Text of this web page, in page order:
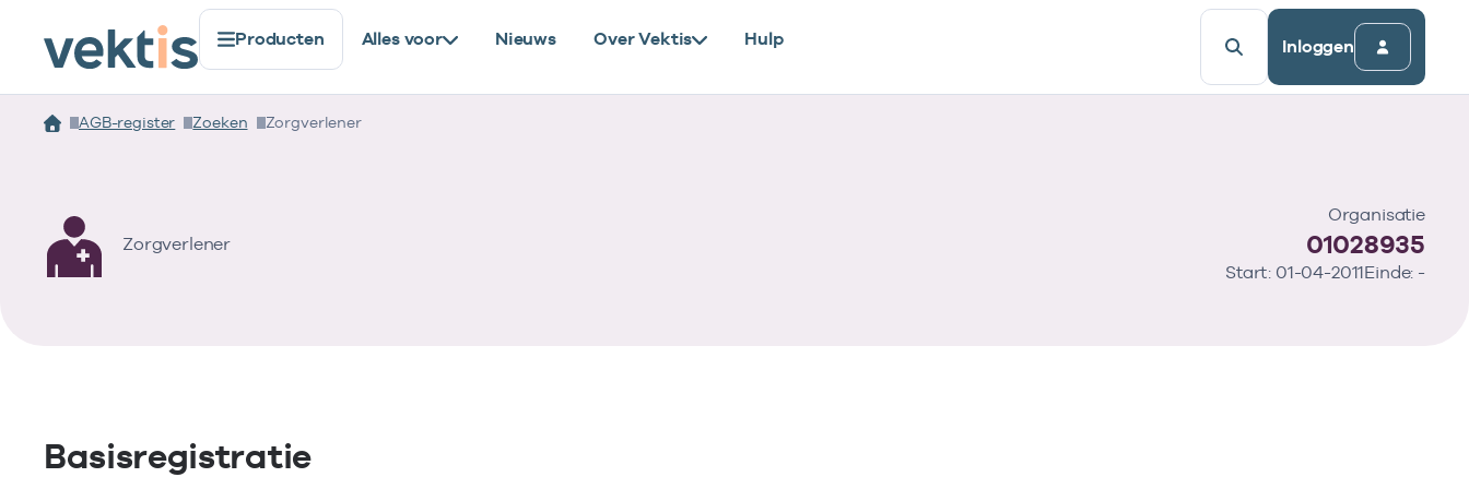
Producten Alles voor Nieuws Over Vektis Hulp Inloggen
AGB-register Zoeken Zorgverlener
Zorgverlener
Organisatie
01028935
Start: 01-04-2011Einde: -
Basisregistratie